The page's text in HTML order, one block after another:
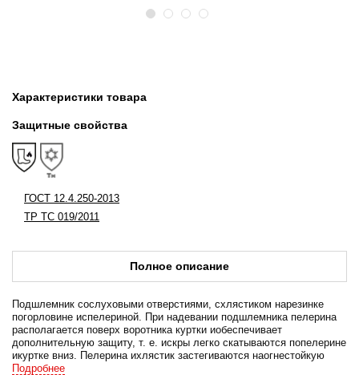
Характеристики товара
Защитные свойства
ГОСТ 12.4.250-2013
ТР ТС 019/2011
Полное описание
Подшлемник сослуховыми отверстиями, схлястиком нарезинке
погорловине испелериной. При надевании подшлемника пелерина
располагается поверх воротника куртки иобеспечивает
дополнительную защиту, т. е. искры легко скатываются попелерине
икуртке вниз. Пелерина ихлястик застегиваются наогнестойкую
ленту велькро. Слуховые отверстия ссеткой прикрыты утепленным
Подробнее